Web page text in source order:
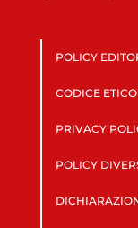
POLICY
CODICE
PRIVACY
POLICY